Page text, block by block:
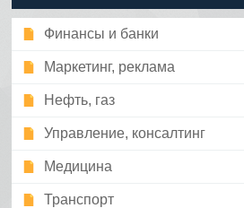
Финансы и банки
Маркетинг, реклама
Нефть, газ
Управление, консалтинг
Медицина
Транспорт